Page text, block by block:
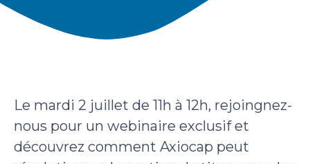
Le mardi 2 juillet de 11h à 12h, rejoingnez-
nous pour un webinaire exclusif et
découvrez comment Axiocap peut